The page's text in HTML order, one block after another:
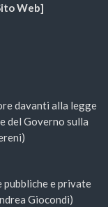
Web]
davanti alla legge
del Governo sulla
e private
Giocondi)